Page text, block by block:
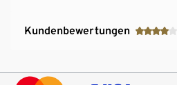
Kundenbewertungen